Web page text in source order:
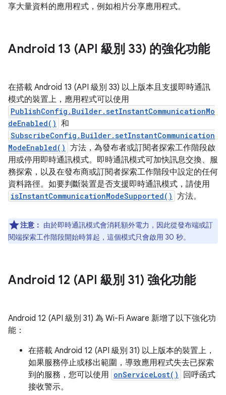
享大量資料的應用程式，例如相片分享應用程式。
Android 13 (API 級別 33) 的強化功能
在搭載 Android 13 (API 級別 33) 以上版本且支援即時通訊
模式的裝置上，應用程式可以使用
PublishConfig.Builder.setInstantCommunicationMo
deEnabled() 和
SubscribeConfig.Builder.setInstantCommunication
ModeEnabled() 方法，為發布者或訂閱者探索工作階段啟
用或停用即時通訊模式。即時通訊模式可加快訊息交換、服
務探索，以及在發布商或訂閱者探索工作階段中設定的任何
資料路徑。如要判斷裝置是否支援即時通訊模式，請使用
isInstantCommunicationModeSupported() 方法。
注意： 由於即時通訊模式會消耗額外電力，因此從發布端或訂
閱端探索工作階段開始時算起，這個模式只會啟用 30 秒。
Android 12 (API 級別 31) 強化功能
Android 12 (API 級別 31) 為 Wi-Fi Aware 新增了以下強化功
能：
在搭載 Android 12 (API 級別 31) 以上版本的裝置上，
如果服務停止或移出範圍，導致應用程式失去已探索
到的服務，您可以使用 onServiceLost()
回呼函式
接收警示。